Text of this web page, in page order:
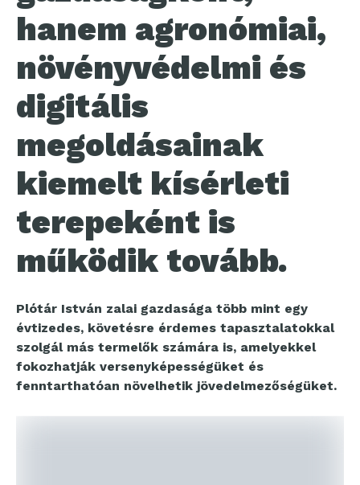
hanem agronómiai,
növényvédelmi és
digitális
megoldásainak
kiemelt kísérleti
terepeként is
működik tovább.
Plótár István zalai gazdasága több mint egy
évtizedes, követésre érdemes tapasztalatokkal
szolgál más termelők számára is, amelyekkel
fokozhatják versenyképességüket és
fenntarthatóan növelhetik jövedelmezőségüket.